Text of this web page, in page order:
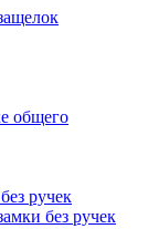
общего
ручек
без ручек